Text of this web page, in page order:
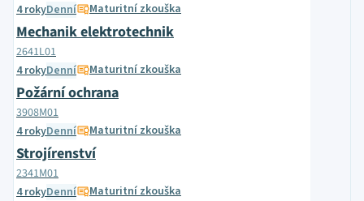
4 rokyDenní Maturitní zkouška
Mechanik elektrotechnik
2641L01
4 rokyDenní Maturitní zkouška
Požární ochrana
3908M01
4 rokyDenní Maturitní zkouška
Strojírenství
2341M01
4 rokyDenní Maturitní zkouška